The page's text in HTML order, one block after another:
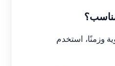
وزمنًا، استخدم